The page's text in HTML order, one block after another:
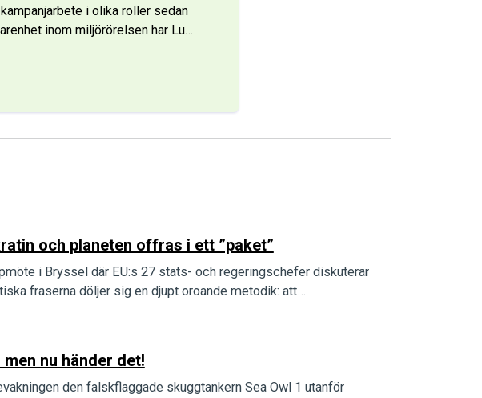
i olika roller sedan
inom miljörörelsen har Lu…
och planeten offras i ett ”paket”
i Bryssel där EU:s 27 stats- och regeringschefer diskuterar
fraserna döljer sig en djupt oroande metodik: att…
nu händer det!
den falskflaggade skuggtankern Sea Owl 1 utanför